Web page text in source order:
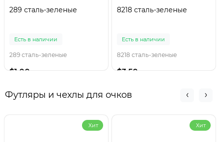
289 сталь-зеленые
Есть в наличии
289 сталь-зеленые
$1.00
8218 сталь-зеленые
Есть в наличии
8218 сталь-зеленые
$3.50
Футляры и чехлы для очков
Хит Хит